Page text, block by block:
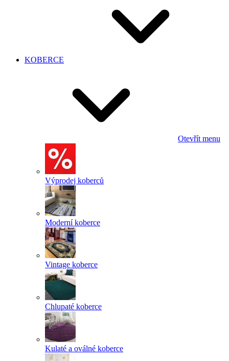
KOBERCE
Otevřít menu
Výprodej koberců
Moderní koberce
Vintage koberce
Chlupaté koberce
Kulaté a oválné koberce